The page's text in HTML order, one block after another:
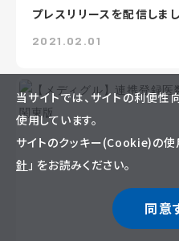
プレスリリースを配信しまし
2021.02.01
当サイトでは、サイトの利便
使用しています。
サイトのクッキー(Cookie)の使
針」 をお読みください。
同意